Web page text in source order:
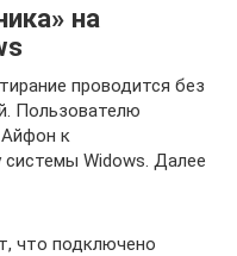
на
проводится без
Пользователю
к
Widows. Далее
что подключено